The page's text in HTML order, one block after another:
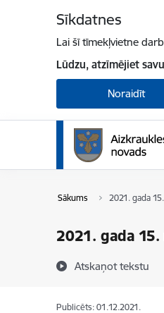
Sīkdatnes
Lai šī tīmekļvietne
Lūdzu, atzīmējiet
Noraidīt
Sākums 2021. gada
2021. gada
Atskaņot tekstu
Publicēts: 01.12.2021.